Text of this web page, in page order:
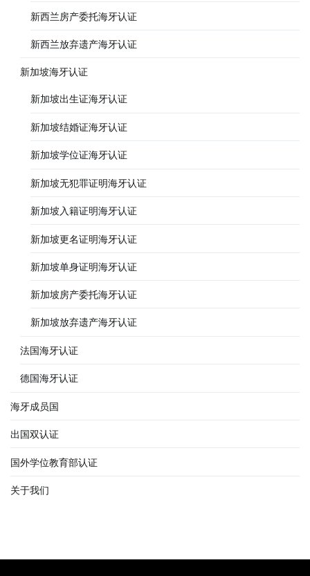
新西兰房产委托海牙认证
新西兰放弃遗产海牙认证
新加坡海牙认证
新加坡出生证海牙认证
新加坡结婚证海牙认证
新加坡学位证海牙认证
新加坡无犯罪证明海牙认证
新加坡入籍证明海牙认证
新加坡更名证明海牙认证
新加坡单身证明海牙认证
新加坡房产委托海牙认证
新加坡放弃遗产海牙认证
法国海牙认证
德国海牙认证
海牙成员国
出国双认证
国外学位教育部认证
关于我们